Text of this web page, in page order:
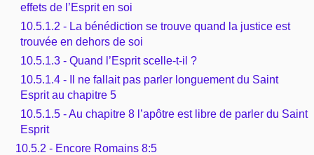
effets de l’Esprit en soi
10.5.1.2 - La bénédiction se trouve quand la justice est
trouvée en dehors de soi
10.5.1.3 - Quand l’Esprit scelle-t-il ?
10.5.1.4 - Il ne fallait pas parler longuement du Saint
Esprit au chapitre 5
10.5.1.5 - Au chapitre 8 l’apôtre est libre de parler du Saint
Esprit
10.5.2 - Encore Romains 8:5